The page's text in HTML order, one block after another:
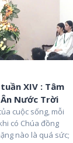
XIV : Tâm
Ân Nước Trời
cuộc sống, mỗi
có Chúa đồng
nào là quá sức;